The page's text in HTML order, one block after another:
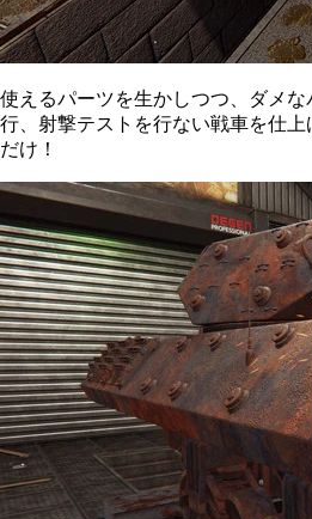
使えるパーツを生かしつつ、ダメ
行、射撃テストを行ない戦車を仕
だけ！